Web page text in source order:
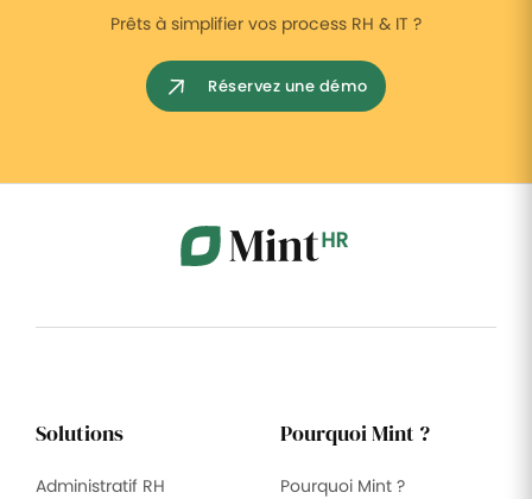
Prêts à simplifier vos process RH & IT ?
Réservez une démo
Solutions
Administratif RH
Pourquoi Mint ?
Pourquoi Mint ?